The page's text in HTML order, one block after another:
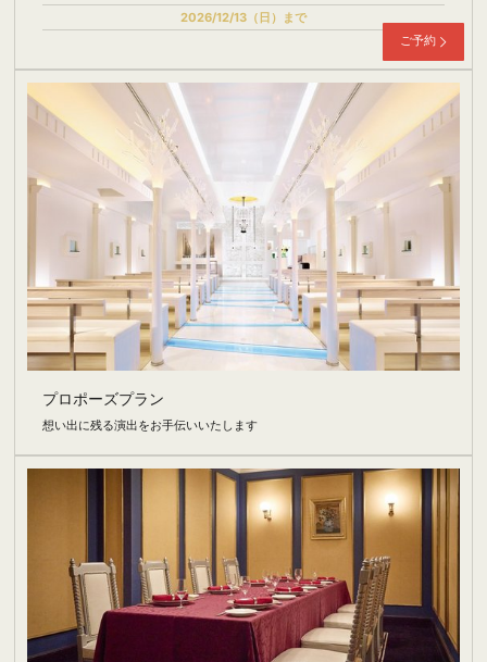
2026/12/13（日）まで
ご予約
プロポーズプラン
想い出に残る演出をお手伝いいたします